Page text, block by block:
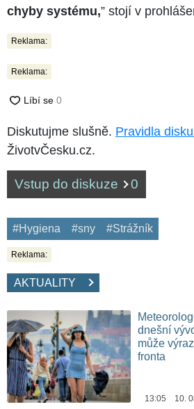
chyby systému,” stojí v
Reklama:
Reklama:
Diskutujme slušně. Pravidla
ŽivotvČesku.cz.
Vstup do diskuze 0
#Hygiena #sny #Strážník
Reklama:
AKTUALITY
dnešní
může
fronta
13:05 10.